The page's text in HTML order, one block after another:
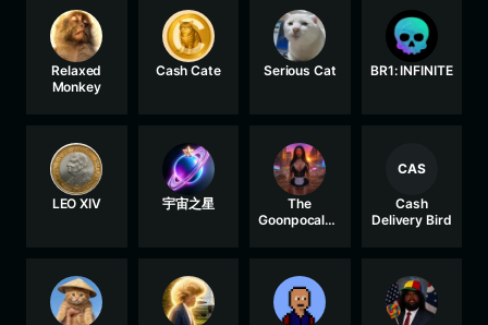
Relaxed
Monkey
Cash Cate Serious Cat BR1: INFINITE
LEO XIV 宇宙之星
The
Goonpocalyp
CAS
Cash
Delivery Bird